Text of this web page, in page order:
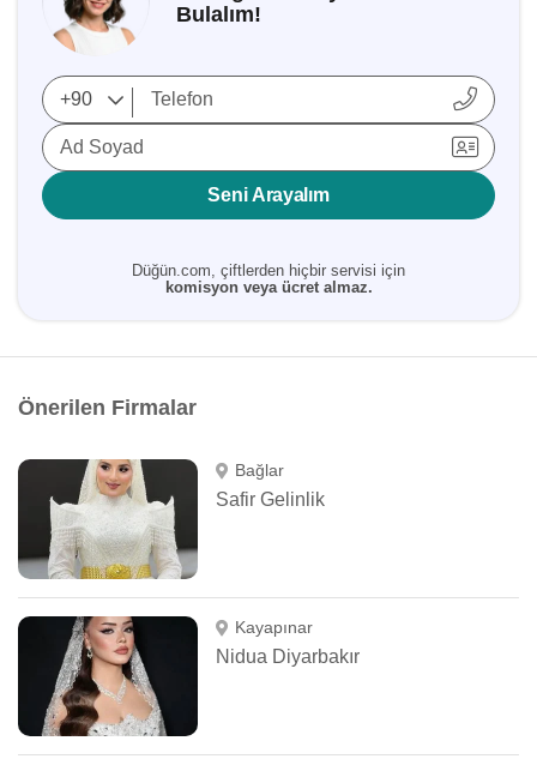
Bulalım!
Ad Soyad
Seni Arayalım
Düğün.com, çiftlerden hiçbir servisi için
komisyon veya ücret almaz.
Önerilen Firmalar
Bağlar
Safir Gelinlik
Kayapınar
Nidua Diyarbakır